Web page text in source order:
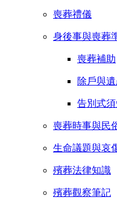
喪葬禮儀
身後事與喪葬
喪葬補助
除戶與
告別式須
喪葬時事與民
生命議題與哀
殯葬法律知識
殯葬觀察筆記